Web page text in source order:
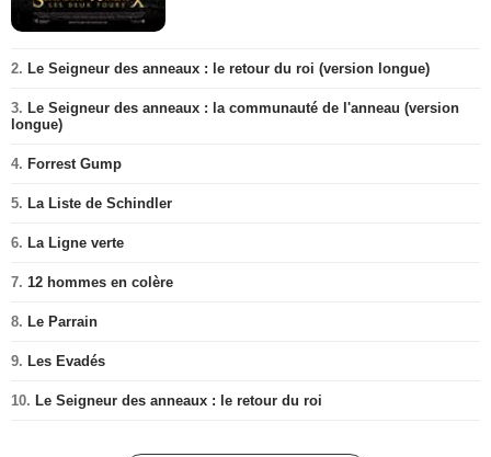
2. Le Seigneur des anneaux : le retour du roi (version longue)
3. Le Seigneur des anneaux : la communauté de l'anneau (version
longue)
4. Forrest Gump
5. La Liste de Schindler
6. La Ligne verte
7. 12 hommes en colère
8. Le Parrain
9. Les Evadés
10. Le Seigneur des anneaux : le retour du roi